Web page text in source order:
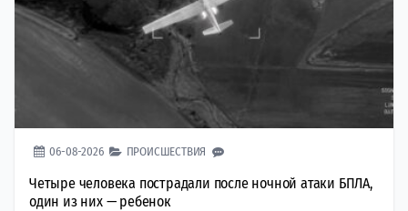
06-08-2026 ПРОИСШЕСТВИЯ
Четыре человека пострадали после ночной атаки БПЛА,
один из них — ребенок